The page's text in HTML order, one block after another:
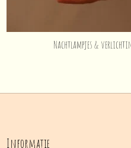
Nachtlampjes &
Informatie